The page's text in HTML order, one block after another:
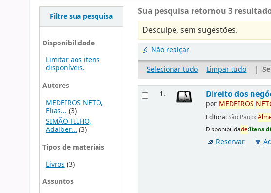
Filtre sua pesquisa
Disponibilidade
Limitar aos itens
disponíveis.
Autores
MEDEIROS NETO,
Elias... (3)
SIMÃO FILHO,
Adalber...(3)
Tipos de materiais
Livros (3)
Assuntos
Sua pesquisa retornou 3
Desculpe, sem sugestões.
Não realçar
Selecionar tudo
Limpar tudo |
1. Direito dos
por MEDEIROS
Editora:São Paulo:
Disponibilidade:Itens
Reservar